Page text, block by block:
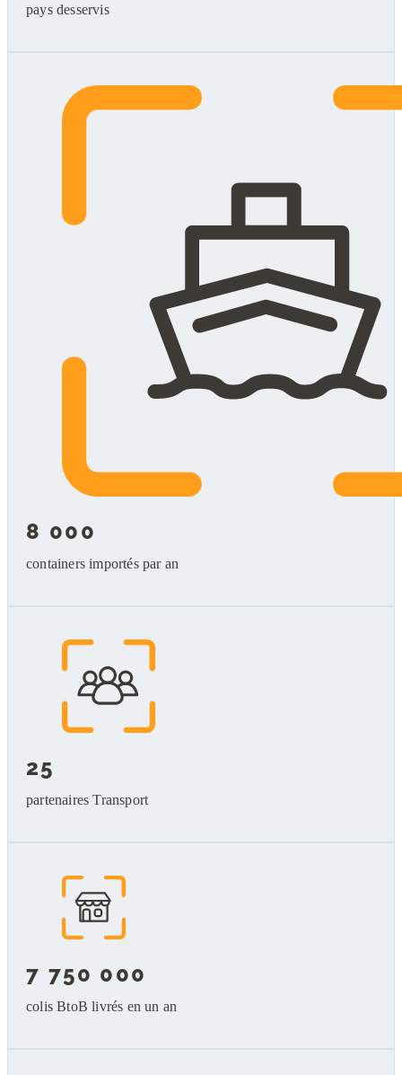
pays desservis
8 000
containers importés par an
25
partenaires Transport
7 750 000
colis BtoB livrés en un an